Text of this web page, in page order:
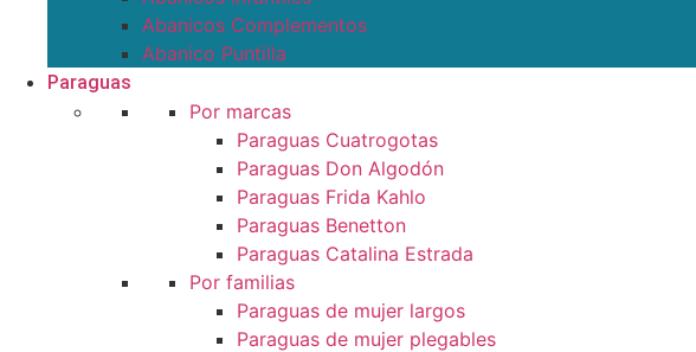
Abanicos Complementos
Abanico Puntilla
Paraguas
Por marcas
Paraguas Cuatrogotas
Paraguas Don Algodón
Paraguas Frida Kahlo
Paraguas Benetton
Paraguas Catalina Estrada
Por familias
Paraguas de mujer largos
Paraguas de mujer plegables